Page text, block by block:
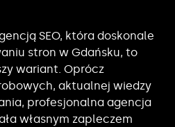
SEO, która doskonale
stron w Gdańsku, to
wariant. Oprócz
aktualnej wiedzy
profesjonalna agencja
własnym zapleczem